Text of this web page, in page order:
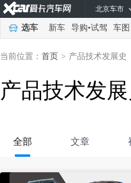
北京车市
选车 新车 导购•试驾 车图
当前位置： 首页 > 产品技术发展史
产品技术发展
全部 文章